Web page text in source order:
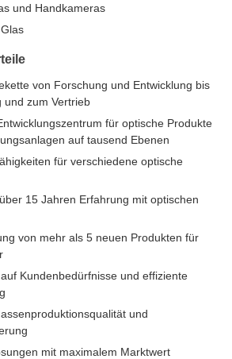
und Handkameras
von Forschung und Entwicklung bis
und zum Vertrieb
für optische Produkte
auf tausend Ebenen
für verschiedene optische
15 Jahren Erfahrung mit optischen
von mehr als 5 neuen Produkten für
Kundenbedürfnisse und effiziente
und
mit maximalem Marktwert